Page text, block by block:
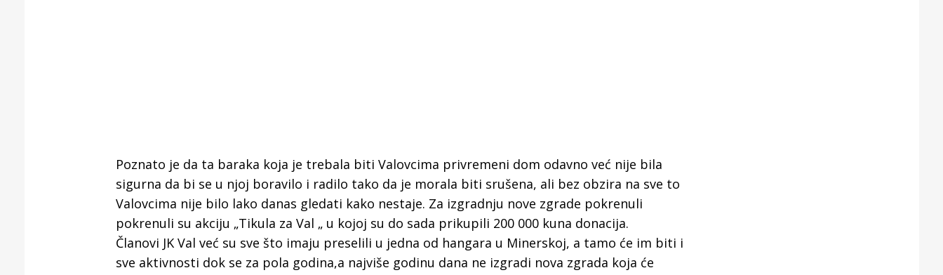
Poznato je da ta baraka koja je trebala biti Valovcima privremeni dom odavno već nije bila
sigurna da bi se u njoj boravilo i radilo tako da je morala biti srušena, ali bez obzira na sve to
Valovcima nije bilo lako danas gledati kako nestaje. Za izgradnju nove zgrade pokrenuli
pokrenuli su akciju „Tikula za Val „ u kojoj su do sada prikupili 200 000 kuna donacija.
Članovi JK Val već su sve što imaju preselili u jedna od hangara u Minerskoj, a tamo će im biti i
sve aktivnosti dok se za pola godina,a najviše godinu dana ne izgradi nova zgrada koja će